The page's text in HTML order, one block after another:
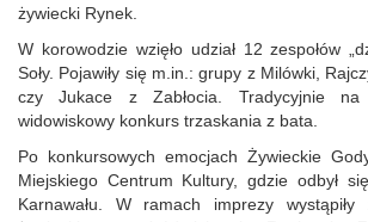
żywiecki Rynek.
W korowodzie wzięło udział 12 zespołów
Soły. Pojawiły się m.in.: grupy z Milówki,
czy Jukace z Zabłocia. Tradycyjnie
widowiskowy konkurs trzaskania z bata.
Po konkursowych emocjach Żywieckie
Miejskiego Centrum Kultury, gdzie odbył
Karnawału. W ramach imprezy wystąpiły